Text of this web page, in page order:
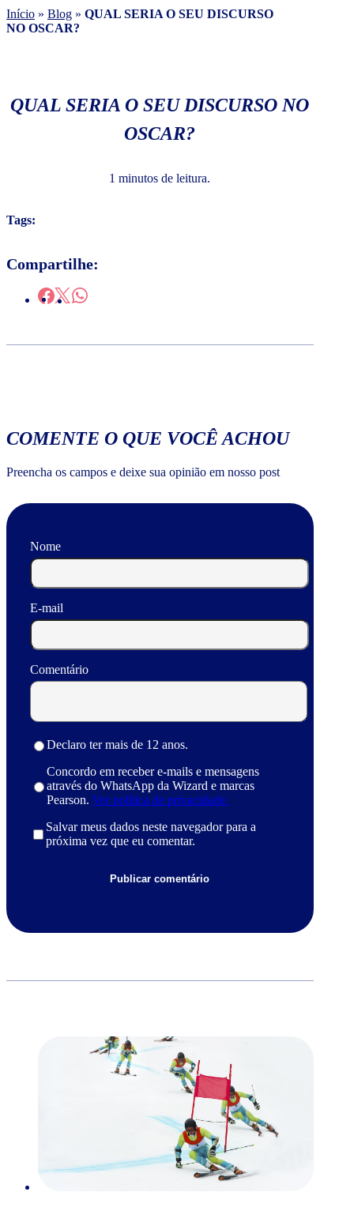
Início » Blog » QUAL SERIA O SEU DISCURSO
NO OSCAR?
QUAL SERIA O SEU DISCURSO NO
OSCAR?
1 minutos de leitura.
Tags:
Compartilhe:
COMENTE O QUE VOCÊ ACHOU
Preencha os campos e deixe sua opinião em nosso post
Nome
E-mail
Comentário
Declaro ter mais de 12 anos.
Concordo em receber e-mails e mensagens
através do WhatsApp da Wizard e marcas
Pearson. Ver política de privacidade.
Salvar meus dados neste navegador para a
próxima vez que eu comentar.